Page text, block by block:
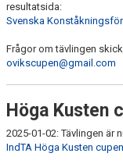
resultatsida:
Svenska
Frågor om tävlingen
ovikscupen@gmail.com
Höga Kusten
2025-01-02: Tävlingen är
IndTA Höga Kusten cupen